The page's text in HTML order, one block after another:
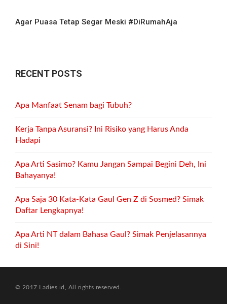
Agar Puasa Tetap Segar Meski #DiRumahAja
RECENT POSTS
Apa Manfaat Senam bagi Tubuh?
Kerja Tanpa Asuransi? Ini Risiko yang Harus Anda
Hadapi
Apa Arti Sasimo? Kamu Jangan Sampai Begini Deh, Ini
Bahayanya!
Apa Saja 30 Kata-Kata Gaul Gen Z di Sosmed? Simak
Daftar Lengkapnya!
Apa Arti NT dalam Bahasa Gaul? Simak Penjelasannya
di Sini!
© 2017 Ladies.id, All rights reserved.